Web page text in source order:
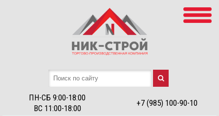
ПН-СБ 9:00-18:00
ВС 11:00-18:00
+7 (985) 100-90-10